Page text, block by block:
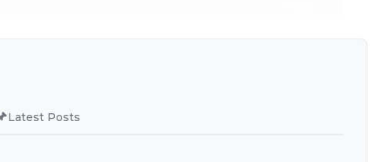
Latest Posts